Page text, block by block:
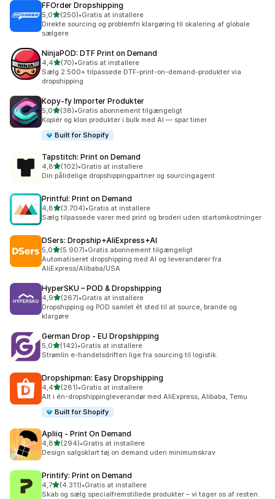
FFOrder Dropshipping
5,0ud af 5 stjerner
(250)
250 anmeldelser i alt
•Gratis at installere
Direkte sourcing og problemfri klargøring til skalering af globale
sælgere
NinjaPOD: DTF Print on Demand
4,4ud af 5 stjerner
(70)
70 anmeldelser i alt
•Gratis at installere
Sælg 2.500+ tilpassede DTF-print-on-demand-produkter via
dropshipping
Kopy‑fy Importer Produkter
5,0ud af 5 stjerner
(38)
38 anmeldelser i alt
•Gratis abonnement tilgængeligt
Kopiér og klon produkter i bulk med AI — spar timer
Built for Shopify
Tapstitch: Print on Demand
4,8ud af 5 stjerner
(102)
102 anmeldelser i alt
•Gratis at installere
Din pålidelige dropshippingpartner og sourcingagent
Printful: Print on Demand
4,8ud af 5 stjerner
(3.704)
3704 anmeldelser i alt
•Gratis at installere
Sælg tilpassede varer med print og broderi uden startomkostninger
DSers: Dropship+AliExpress+AI
5,0ud af 5 stjerner
(5.907)
5907 anmeldelser i alt
•Gratis abonnement tilgængeligt
Automatiseret dropshipping med AI og leverandører fra
AliExpress/Alibaba/USA
HyperSKU – POD & Dropshipping
4,9ud af 5 stjerner
(267)
267 anmeldelser i alt
•Gratis at installere
Dropshipping og POD samlet ét sted til at source, brande og
klargøre
German Drop ‑ EU Dropshipping
5,0ud af 5 stjerner
(142)
142 anmeldelser i alt
•Gratis at installere
Strømlin e-handelsdriften lige fra sourcing til logistik.
Dropshipman: Easy Dropshipping
4,4ud af 5 stjerner
(281)
281 anmeldelser i alt
•Gratis at installere
Alt i én-dropshippingleverandør med AliExpress, Alibaba, Temu
Built for Shopify
Apliiq ‑ Print On Demand
4,8ud af 5 stjerner
(294)
294 anmeldelser i alt
•Gratis at installere
Design salgsklart tøj on demand uden minimumskrav
Printify: Print on Demand
4,7ud af 5 stjerner
(4.311)
4311 anmeldelser i alt
•Gratis at installere
Skab og sælg specialfremstillede produkter – vi tager os af resten.